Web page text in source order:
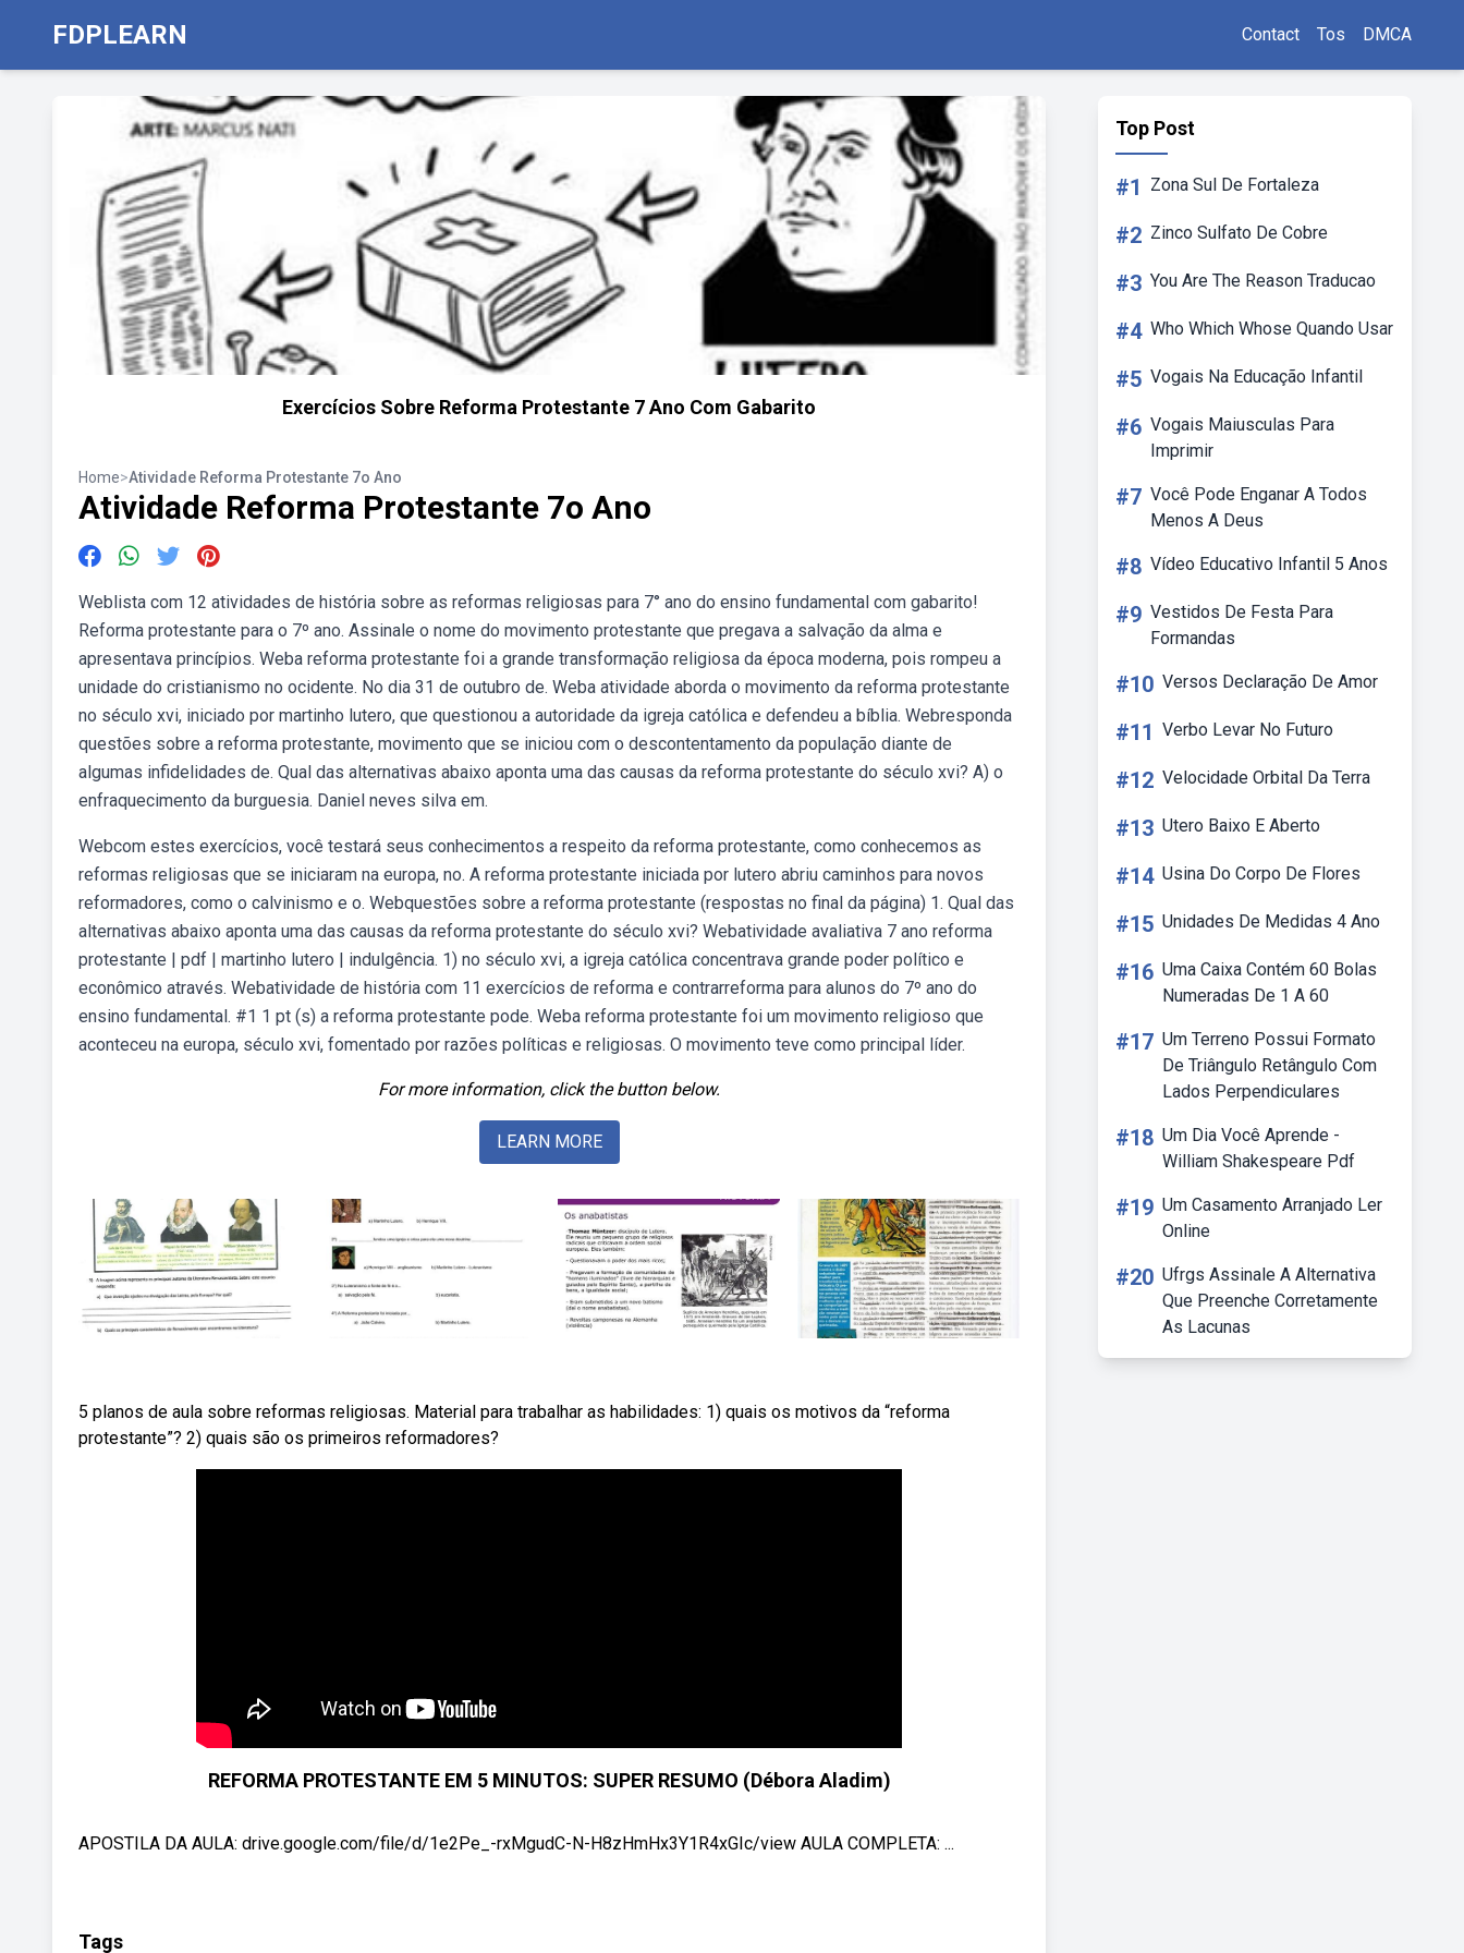
FDPLEARN Contact Tos DMCA
Exercícios Sobre Reforma Protestante 7 Ano Com Gabarito
Home>Atividade Reforma Protestante 7o Ano
Atividade Reforma Protestante 7o Ano
Weblista com 12 atividades de história sobre as reformas religiosas para 7° ano do ensino fundamental com gabarito!
Reforma protestante para o 7º ano. Assinale o nome do movimento protestante que pregava a salvação da alma e
apresentava princípios. Weba reforma protestante foi a grande transformação religiosa da época moderna, pois rompeu a
unidade do cristianismo no ocidente. No dia 31 de outubro de. Weba atividade aborda o movimento da reforma protestante
no século xvi, iniciado por martinho lutero, que questionou a autoridade da igreja católica e defendeu a bíblia. Webresponda
questões sobre a reforma protestante, movimento que se iniciou com o descontentamento da população diante de
algumas infidelidades de. Qual das alternativas abaixo aponta uma das causas da reforma protestante do século xvi? A) o
enfraquecimento da burguesia. Daniel neves silva em.
Webcom estes exercícios, você testará seus conhecimentos a respeito da reforma protestante, como conhecemos as
reformas religiosas que se iniciaram na europa, no. A reforma protestante iniciada por lutero abriu caminhos para novos
reformadores, como o calvinismo e o. Webquestões sobre a reforma protestante (respostas no final da página) 1. Qual das
alternativas abaixo aponta uma das causas da reforma protestante do século xvi? Webatividade avaliativa 7 ano reforma
protestante | pdf | martinho lutero | indulgência. 1) no século xvi, a igreja católica concentrava grande poder político e
econômico através. Webatividade de história com 11 exercícios de reforma e contrarreforma para alunos do 7º ano do
ensino fundamental. #1 1 pt (s) a reforma protestante pode. Weba reforma protestante foi um movimento religioso que
aconteceu na europa, século xvi, fomentado por razões políticas e religiosas. O movimento teve como principal líder.
For more information, click the button below.
LEARN MORE
5 planos de aula sobre reformas religiosas. Material para trabalhar as habilidades: 1) quais os motivos da “reforma
protestante”? 2) quais são os primeiros reformadores?
REFORMA PROTESTANTE EM 5 MINUTOS: SUPER RESUMO (Débora Aladim)
APOSTILA DA AULA: drive.google.com/file/d/1e2Pe_-rxMgudC-N-H8zHmHx3Y1R4xGIc/view AULA COMPLETA: ...
Tags
Top Post
#1 Zona Sul De Fortaleza
#2 Zinco Sulfato De Cobre
#3 You Are The Reason Traducao
#4 Who Which Whose Quando Usar
#5 Vogais Na Educação Infantil
#6 Vogais Maiusculas Para
Imprimir
#7 Você Pode Enganar A Todos
Menos A Deus
#8 Vídeo Educativo Infantil 5 Anos
#9 Vestidos De Festa Para
Formandas
#10 Versos Declaração De Amor
#11 Verbo Levar No Futuro
#12 Velocidade Orbital Da Terra
#13 Utero Baixo E Aberto
#14 Usina Do Corpo De Flores
#15 Unidades De Medidas 4 Ano
#16 Uma Caixa Contém 60 Bolas
Numeradas De 1 A 60
#17 Um Terreno Possui Formato
De Triângulo Retângulo Com
Lados Perpendiculares
#18 Um Dia Você Aprende -
William Shakespeare Pdf
#19 Um Casamento Arranjado Ler
Online
#20 Ufrgs Assinale A Alternativa
Que Preenche Corretamente
As Lacunas